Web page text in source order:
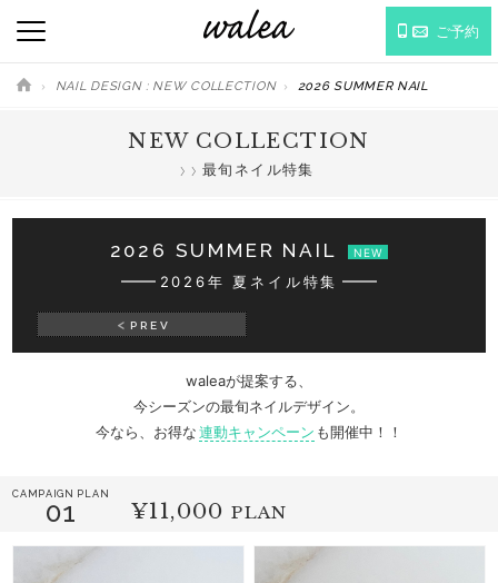
ご予約
NAIL DESIGN : NEW COLLECTION 2026 SUMMER NAIL
NEW COLLECTION
最旬ネイル特集
2026 SUMMER NAIL NEW
2026年 夏ネイル特集
PREV
waleaが提案する、
今シーズンの最旬ネイルデザイン。
今なら、お得な連動キャンペーン も開催中！！
CAMPAIGN PLAN
01 ¥11,000PLAN